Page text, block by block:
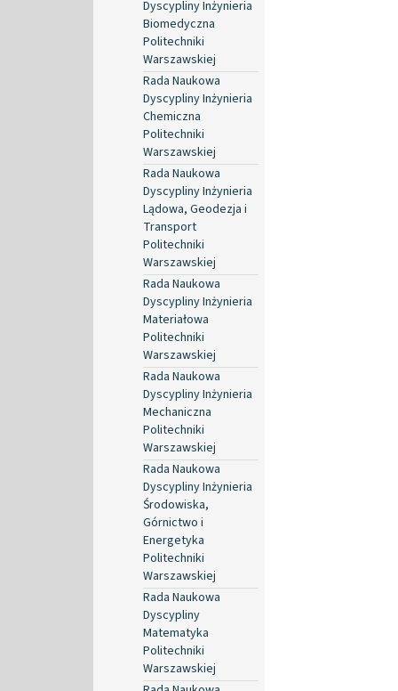
Dyscypliny Inżynieria
Biomedyczna
Politechniki
Warszawskiej
Rada Naukowa
Dyscypliny Inżynieria
Chemiczna
Politechniki
Warszawskiej
Rada Naukowa
Dyscypliny Inżynieria
Lądowa, Geodezja i
Transport
Politechniki
Warszawskiej
Rada Naukowa
Dyscypliny Inżynieria
Materiałowa
Politechniki
Warszawskiej
Rada Naukowa
Dyscypliny Inżynieria
Mechaniczna
Politechniki
Warszawskiej
Rada Naukowa
Dyscypliny Inżynieria
Środowiska,
Górnictwo i
Energetyka
Politechniki
Warszawskiej
Rada Naukowa
Dyscypliny
Matematyka
Politechniki
Warszawskiej